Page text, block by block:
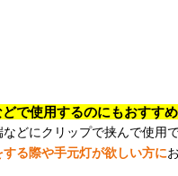
で使用するのにもおすすめ
どにクリップで挟んで使用
る際や手元灯が欲しい方に